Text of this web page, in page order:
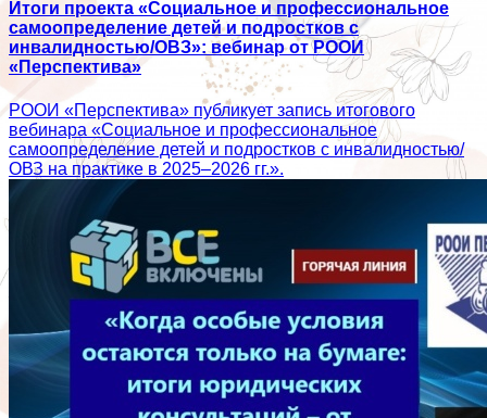
Итоги проекта «Социальное и профессиональное
самоопределение детей и подростков с
инвалидностью/ОВЗ»: вебинар от РООИ
«Перспектива»
РООИ «Перспектива» публикует запись итогового
вебинара «Социальное и профессиональное
самоопределение детей и подростков с инвалидностью/
ОВЗ на практике в 2025–2026 гг.».